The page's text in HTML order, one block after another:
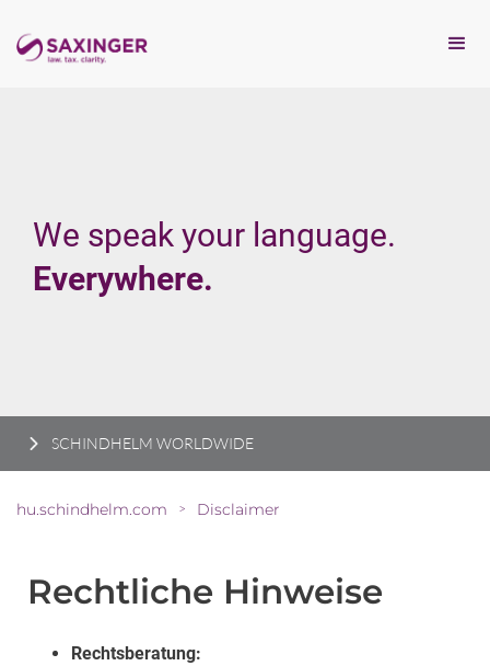
We speak your language.
Everywhere.
SCHINDHELM WORLDWIDE
hu.schindhelm.com > Disclaimer
Rechtliche Hinweise
Rechtsberatung: